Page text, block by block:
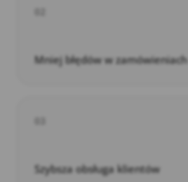
Mniej błędów w zamówieniach
Szybsza obsługa klientów